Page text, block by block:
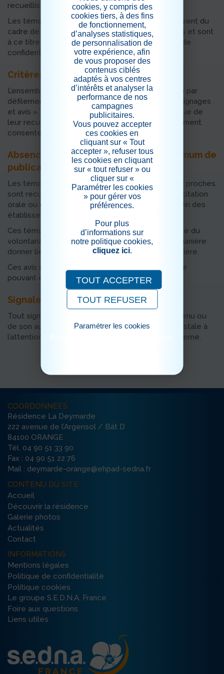
recueillis par la résidence.
Les témoignages publiés sur le site internet relèvent du
cadre de la protection des données personnelles et sont
à ce titre soumis aux dispositions de la politique de
confidentialité mentionnée sur le site internet.
Critères de classement des avis
L’ensemble des avis apparaît de manière aléatoire par
défilement permanent sur la page dédiée « témoignages
et avis ». Ils sont publiés dans l’ordre chronologique de
leur recueil par l’établissement et de l’éventuellement
consentement obtenu de son auteur.
Absence de contrepartie et délai maximum de
publication
Les témoignages et avis des résidents et de leur proches
sont recueillis de manière spontanée ou sur sollicitation
orale ou écrite ainsi que par voie d’affichage au sein des
établissements.
Ces témoignages et avis sont recueillis sur la base du
volontariat et ne peuvent prétendre en aucune manière
donner lieu à une quelconque contrepartie financière.
Ces avis sont publiés pour une durée maximale ne
pouvant excéder 20 ans.
Signalement d’un avis
Tout signalement d’un avis au regard de son contenu ou
de son authenticité doit être adressé par voie postale à
l’attention de la direction de l’établissement concerné.
COORDONNÉES
Résidence La Deymarde
222 avenue de l’Argensol / Bât D
84100 ORANGE
Tél. 04 90 51 33 90
Fax : 04 90 51 22 76
Mail : deymarde-orange@ehpad-sedna.fr
CONTENU DU SITE
Accueil
Découvrir la résidence
Galerie photos
Actualités
Contact
INFORMATIONS
Mentions légales
Politique de confidentialité
Politique cookies
Le groupe S.E.D.N.A. France
Foire aux questions
Liens utiles
cookies, y compris des
cookies tiers, à des fins
de fonctionnement,
d’analyses statistiques,
de personnalisation de
votre expérience, afin
de vous proposer des
contenus ciblés
adaptés à vos centres
d’intérêts et analyser la
performance de nos
campagnes
publicitaires.
Vous pouvez accepter
ces cookies en
cliquant sur « Tout
accepter », refuser tous
les cookies en cliquant
sur « tout refuser » ou
cliquer sur «
Paramétrer les cookies
» pour gérer vos
préférences.
Pour plus
d’informations sur
notre politique cookies,
cliquez ici.
TOUT ACCEPTER
TOUT REFUSER
Paramétrer les cookies